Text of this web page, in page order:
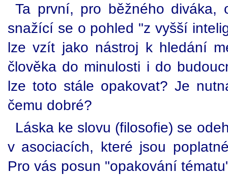
Ta první, pro běžného diváka,
snažící se o pohled "z vyšší
lze vzít jako nástroj k hledání
člověka do minulosti i do
lze toto stále opakovat? Je
čemu dobré?
Láska ke slovu (filosofie) se
v asociacích, které jsou
Pro vás posun "opakování